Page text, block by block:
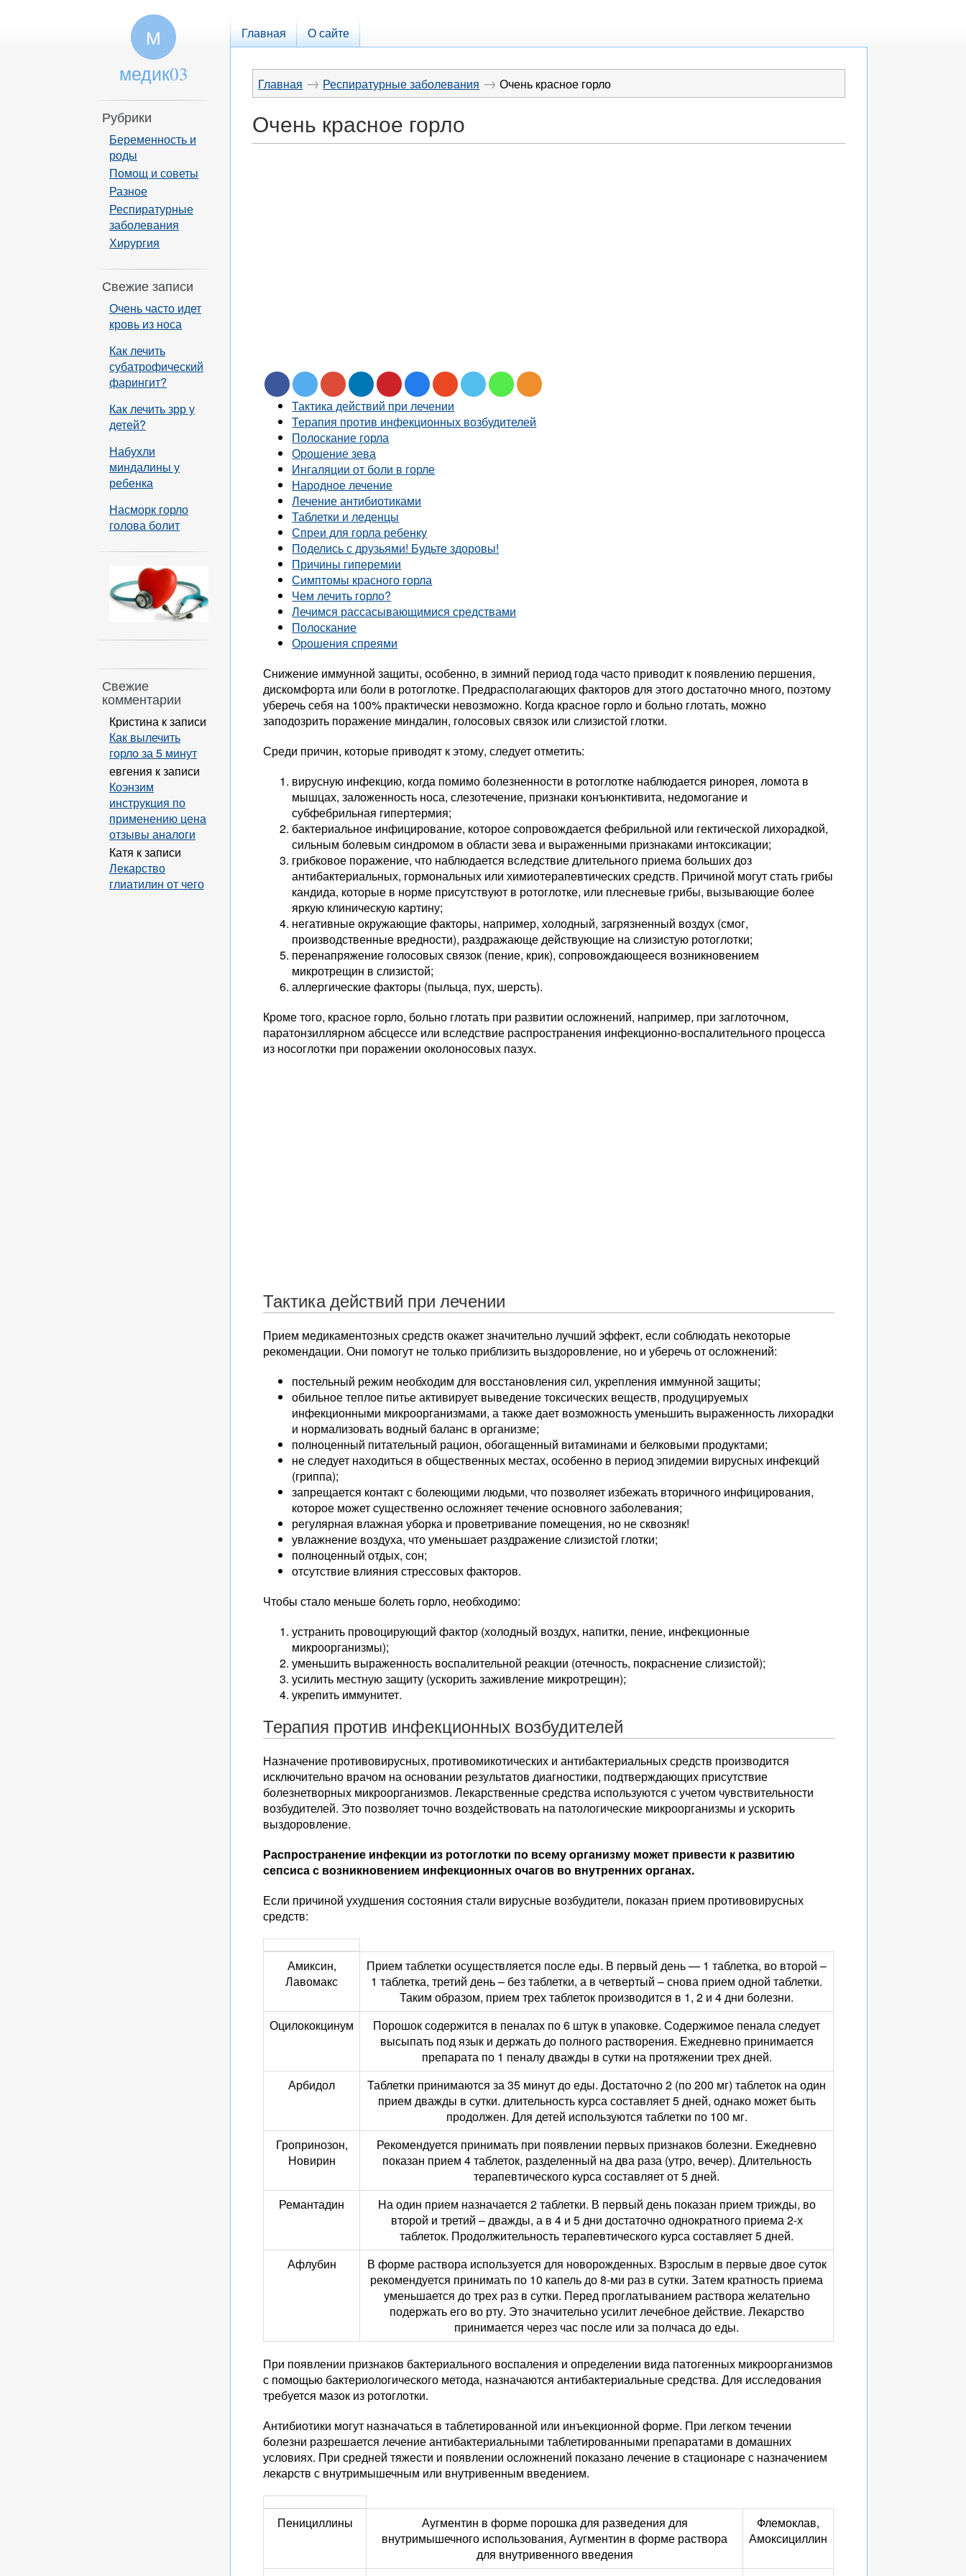
Главная О сайте
Главная → Респиратурные заболевания → Очень красное горло
Очень красное горло
Тактика действий при лечении
Терапия против инфекционных возбудителей
Полоскание горла
Орошение зева
Ингаляции от боли в горле
Народное лечение
Лечение антибиотиками
Таблетки и леденцы
Спреи для горла ребенку
Поделись с друзьями! Будьте здоровы!
Причины гиперемии
Симптомы красного горла
Чем лечить горло?
Лечимся рассасывающимися средствами
Полоскание
Орошения спреями
Снижение иммунной защиты, особенно, в зимний период года часто приводит к появлению першения,
дискомфорта или боли в ротоглотке. Предрасполагающих факторов для этого достаточно много, поэтому
уберечь себя на 100% практически невозможно. Когда красное горло и больно глотать, можно
заподозрить поражение миндалин, голосовых связок или слизистой глотки.
Среди причин, которые приводят к этому, следует отметить:
вирусную инфекцию, когда помимо болезненности в ротоглотке наблюдается ринорея, ломота в
мышцах, заложенность носа, слезотечение, признаки конъюнктивита, недомогание и
субфебрильная гипертермия;
бактериальное инфицирование, которое сопровождается фебрильной или гектической лихорадкой,
сильным болевым синдромом в области зева и выраженными признаками интоксикации;
грибковое поражение, что наблюдается вследствие длительного приема больших доз
антибактериальных, гормональных или химиотерапевтических средств. Причиной могут стать грибы
кандида, которые в норме присутствуют в ротоглотке, или плесневые грибы, вызывающие более
яркую клиническую картину;
негативные окружающие факторы, например, холодный, загрязненный воздух (смог,
производственные вредности), раздражающе действующие на слизистую ротоглотки;
перенапряжение голосовых связок (пение, крик), сопровождающееся возникновением
микротрещин в слизистой;
аллергические факторы (пыльца, пух, шерсть).
Кроме того, красное горло, больно глотать при развитии осложнений, например, при заглоточном,
паратонзиллярном абсцессе или вследствие распространения инфекционно-воспалительного процесса
из носоглотки при поражении околоносовых пазух.
Тактика действий при лечении
Прием медикаментозных средств окажет значительно лучший эффект, если соблюдать некоторые
рекомендации. Они помогут не только приблизить выздоровление, но и уберечь от осложнений:
постельный режим необходим для восстановления сил, укрепления иммунной защиты;
обильное теплое питье активирует выведение токсических веществ, продуцируемых
инфекционными микроорганизмами, а также дает возможность уменьшить выраженность лихорадки
и нормализовать водный баланс в организме;
полноценный питательный рацион, обогащенный витаминами и белковыми продуктами;
не следует находиться в общественных местах, особенно в период эпидемии вирусных инфекций
(гриппа);
запрещается контакт с болеющими людьми, что позволяет избежать вторичного инфицирования,
которое может существенно осложняет течение основного заболевания;
регулярная влажная уборка и проветривание помещения, но не сквозняк!
увлажнение воздуха, что уменьшает раздражение слизистой глотки;
полноценный отдых, сон;
отсутствие влияния стрессовых факторов.
Чтобы стало меньше болеть горло, необходимо:
устранить провоцирующий фактор (холодный воздух, напитки, пение, инфекционные
микроорганизмы);
уменьшить выраженность воспалительной реакции (отечность, покраснение слизистой);
усилить местную защиту (ускорить заживление микротрещин);
укрепить иммунитет.
Терапия против инфекционных возбудителей
Назначение противовирусных, противомикотических и антибактериальных средств производится
исключительно врачом на основании результатов диагностики, подтверждающих присутствие
болезнетворных микроорганизмов. Лекарственные средства используются с учетом чувствительности
возбудителей. Это позволяет точно воздействовать на патологические микроорганизмы и ускорить
выздоровление.
Распространение инфекции из ротоглотки по всему организму может привести к развитию
сепсиса с возникновением инфекционных очагов во внутренних органах.
Если причиной ухудшения состояния стали вирусные возбудители, показан прием противовирусных
средств:
Амиксин,
Лавомакс
Прием таблетки осуществляется после еды. В первый день — 1 таблетка, во второй –
1 таблетка, третий день – без таблетки, а в четвертый – снова прием одной таблетки.
Таким образом, прием трех таблеток производится в 1, 2 и 4 дни болезни.
Оцилококцинум
Порошок содержится в пеналах по 6 штук в упаковке. Содержимое пенала следует
высыпать под язык и держать до полного растворения. Ежедневно принимается
препарата по 1 пеналу дважды в сутки на протяжении трех дней.
Арбидол
Таблетки принимаются за 35 минут до еды. Достаточно 2 (по 200 мг) таблеток на один
прием дважды в сутки. длительность курса составляет 5 дней, однако может быть
продолжен. Для детей используются таблетки по 100 мг.
Гропринозон,
Новирин
Рекомендуется принимать при появлении первых признаков болезни. Ежедневно
показан прием 4 таблеток, разделенный на два раза (утро, вечер). Длительность
терапевтического курса составляет от 5 дней.
Ремантадин
На один прием назначается 2 таблетки. В первый день показан прием трижды, во
второй и третий – дважды, а в 4 и 5 дни достаточно однократного приема 2-х
таблеток. Продолжительность терапевтического курса составляет 5 дней.
Афлубин
В форме раствора используется для новорожденных. Взрослым в первые двое суток
рекомендуется принимать по 10 капель до 8-ми раз в сутки. Затем кратность приема
уменьшается до трех раз в сутки. Перед проглатыванием раствора желательно
подержать его во рту. Это значительно усилит лечебное действие. Лекарство
принимается через час после или за полчаса до еды.
При появлении признаков бактериального воспаления и определении вида патогенных микроорганизмов
с помощью бактериологического метода, назначаются антибактериальные средства. Для исследования
требуется мазок из ротоглотки.
Антибиотики могут назначаться в таблетированной или инъекционной форме. При легком течении
болезни разрешается лечение антибактериальными таблетированными препаратами в домашних
условиях. При средней тяжести и появлении осложнений показано лечение в стационаре с назначением
лекарств с внутримышечным или внутривенным введением.
Пенициллины
Аугментин в форме порошка для разведения для
внутримышечного использования, Аугментин в форме раствора
для внутривенного введения
Флемоклав,
Амоксициллин
М
медик03
Рубрики
Беременность и
роды
Помощ и советы
Разное
Респиратурные
заболевания
Хирургия
Свежие записи
Очень часто идет
кровь из носа
Как лечить
субатрофический
фарингит?
Как лечить зрр у
детей?
Набухли
миндалины у
ребенка
Насморк горло
голова болит
Свежие
комментарии
Кристина к записи
Как вылечить
горло за 5 минут
евгения к записи
Коэнзим
инструкция по
применению цена
отзывы аналоги
Катя к записи
Лекарство
глиатилин от чего